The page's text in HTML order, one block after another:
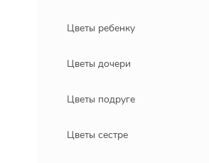
Цветы ребенку
Цветы дочери
Цветы подруге
Цветы сестре